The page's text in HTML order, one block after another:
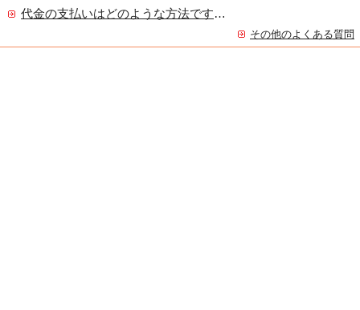
代金の支払いはどのような方法ですか？
その他のよくある質問